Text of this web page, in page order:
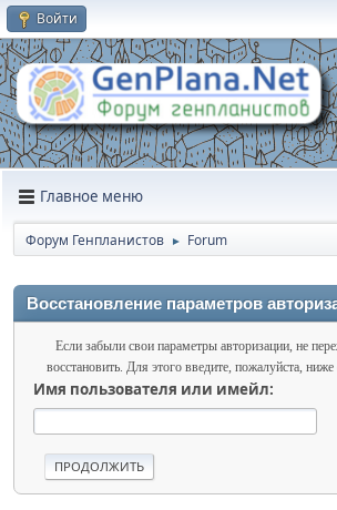
Войти
Главное меню
Форум Генпланистов ► Forum
Восстановление параметров
Если забыли свои параметры авторизации, не
восстановить. Для этого введите, пожалуйста,
Имя пользователя или имейл: